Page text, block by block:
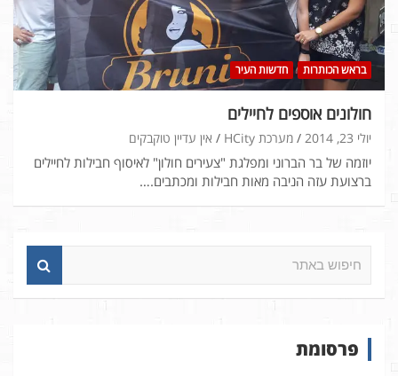
בראש הכותרות חדשות העיר
חולונים אוספים לחיילים
יולי 23, 2014 מערכת HCity אין עדיין טוקבקים
יוזמה של בר הברוני ומפלגת "צעירים חולון" לאיסוף חבילות לחיילים
ברצועת עזה הניבה מאות חבילות ומכתבים.…
א
פרסומת